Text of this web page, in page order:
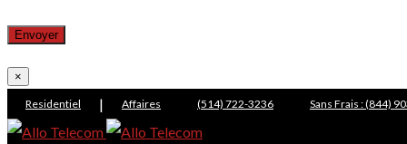
×
Residentiel
| Affaires (514) 722-3236 Sans Frais : (844)